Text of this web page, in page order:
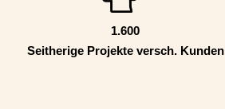
1.600
Seitherige Projekte versch. Kunden